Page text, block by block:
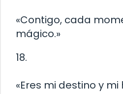
«Contigo, cada
mágico.»
18.
«Eres mi destino y mi